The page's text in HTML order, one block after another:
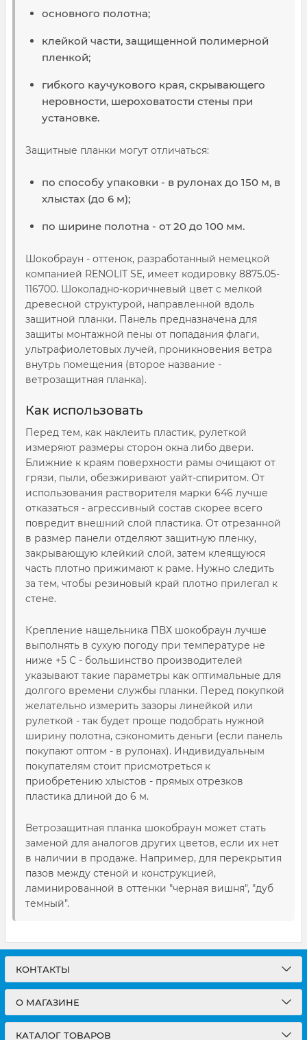
основного полотна;
клейкой части, защищенной полимерной
пленкой;
гибкого каучукового края, скрывающего
неровности, шероховатости стены при
установке.
Защитные планки могут отличаться:
по способу упаковки - в рулонах до 150 м, в
хлыстах (до 6 м);
по ширине полотна - от 20 до 100 мм.
Шокобраун - оттенок, разработанный немецкой
компанией RENOLIT SE, имеет кодировку 8875.05-
116700. Шоколадно-коричневый цвет с мелкой
древесной структурой, направленной вдоль
защитной планки. Панель предназначена для
защиты монтажной пены от попадания флаги,
ультрафиолетовых лучей, проникновения ветра
внутрь помещения (второе название -
ветрозащитная планка).
Как использовать
Перед тем, как наклеить пластик, рулеткой
измеряют размеры сторон окна либо двери.
Ближние к краям поверхности рамы очищают от
грязи, пыли, обезжиривают уайт-спиритом. От
использования растворителя марки 646 лучше
отказаться - агрессивный состав скорее всего
повредит внешний слой пластика. От отрезанной
в размер панели отделяют защитную пленку,
закрывающую клейкий слой, затем клеящуюся
часть плотно прижимают к раме. Нужно следить
за тем, чтобы резиновый край плотно прилегал к
стене.
Крепление нащельника ПВХ шокобраун лучше
выполнять в сухую погоду при температуре не
ниже +5 С - большинство производителей
указывают такие параметры как оптимальные для
долгого времени службы планки. Перед покупкой
желательно измерить зазоры линейкой или
рулеткой - так будет проще подобрать нужной
ширину полотна, сэкономить деньги (если панель
покупают оптом - в рулонах). Индивидуальным
покупателям стоит присмотреться к
приобретению хлыстов - прямых отрезков
пластика длиной до 6 м.
Ветрозащитная планка шокобраун может стать
заменой для аналогов других цветов, если их нет
в наличии в продаже. Например, для перекрытия
пазов между стеной и конструкцией,
ламинированной в оттенки "черная вишня", "дуб
темный".
КОНТАКТЫ
О МАГАЗИНЕ
КАТАЛОГ ТОВАРОВ